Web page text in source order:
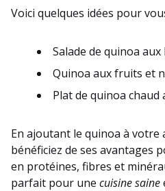
Voici quelques idées pour
Salade de quinoa aux
Quinoa aux fruits et
Plat de quinoa chaud
En ajoutant le quinoa à votre
bénéficiez de ses avantages
en protéines, fibres et
parfait pour une cuisine saine